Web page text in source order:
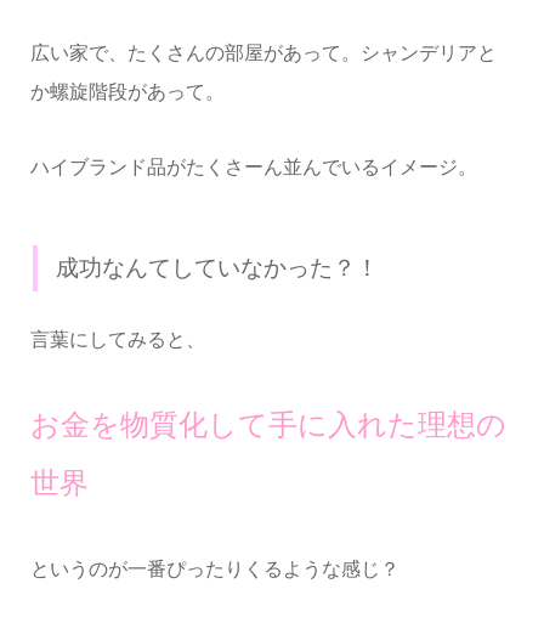
広い家で、たくさんの部屋があって。シャンデリアと
か螺旋階段があって。
ハイブランド品がたくさーん並んでいるイメージ。
成功なんてしていなかった？！
言葉にしてみると、
お金を物質化して手に入れた理想の
世界
というのが一番ぴったりくるような感じ？